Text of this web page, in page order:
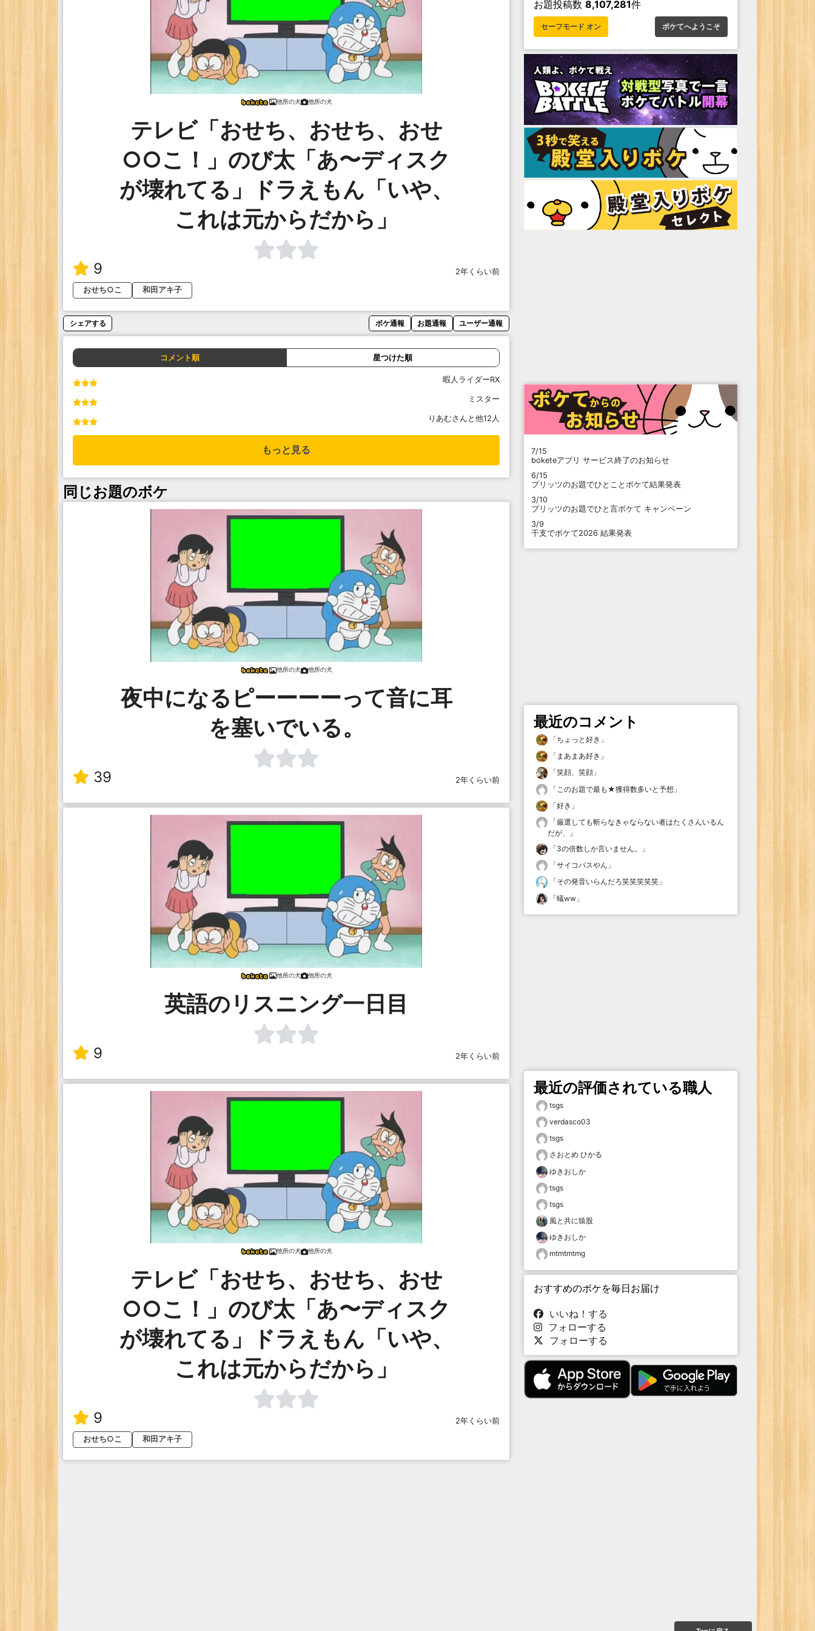
他所の犬 他所の犬
テレビ「おせち、おせち、おせ
○○こ！」のび太「あ〜ディスク
が壊れてる」ドラえもん「いや、
これは元からだから」
9
2年くらい前
おせち○こ
和田アキ子
シェアする ボケ通報 お題通報 ユーザー通報
コメント順 星つけた順
暇人ライダーRX
ミスター
りあむさんと他12人
もっと見る
同じお題のボケ
他所の犬 他所の犬
夜中になるピーーーーって音に耳
を塞いでいる。
39 2年くらい前
他所の犬 他所の犬
英語のリスニング一日目
9 2年くらい前
他所の犬 他所の犬
テレビ「おせち、おせち、おせ
○○こ！」のび太「あ〜ディスク
が壊れてる」ドラえもん「いや、
これは元からだから」
9
2年くらい前
おせち○こ
和田アキ子
お題投稿数 8,107,281件
セーフモード オン ボケてへようこそ
7/15
boketeアプリ サービス終了のお知らせ
6/15
プリッツのお題でひとことボケて結果発表
3/10
プリッツのお題でひと言ボケて キャンペーン
3/9
干支でボケて2026 結果発表
最近のコメント
「ちょっと好き 」
「 まあまあ好き 」
「笑顔、笑顔 」
「 このお題で最も★獲得数多いと予想 」
「好き 」
「厳選しても斬らなきゃならない者はたくさんいるん
だが、
」
「3の倍数しか言いません。
」
「サイコパスやん 」
「その発音いらんだろ笑笑笑笑笑 」
「蟻ww 」
最近の評価されている職人
tsgs
verdasco03
tsgs
さおとめ ひかる
ゆきおしか
tsgs
tsgs
風と共に猿股
ゆきおしか
mtmtmtmg
おすすめのボケを毎日お届け
いいね！する
フォローする
フォローする